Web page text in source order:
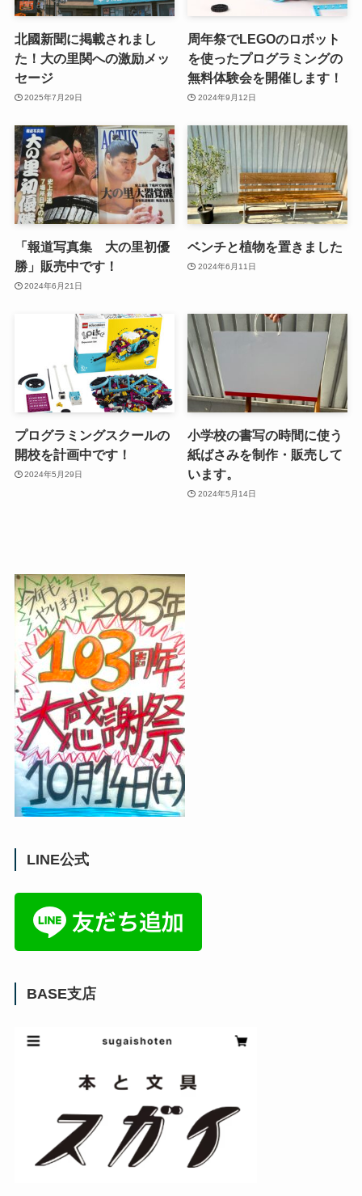
北國新聞に掲載されまし
た！大の里関への激励メッ
セージ
2025年7月29日
周年祭でLEGOのロボット
を使ったプログラミングの
無料体験会を開催します！
2024年9月12日
「報道写真集 大の里初優
勝」販売中です！
2024年6月21日
ベンチと植物を置きました
2024年6月11日
プログラミングスクールの
開校を計画中です！
2024年5月29日
小学校の書写の時間に使う
紙ばさみを制作・販売して
います。
2024年5月14日
LINE公式
BASE支店